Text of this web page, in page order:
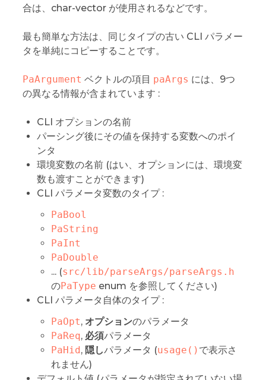
合は、char-vector が使用されるなどです。
最も簡単な方法は、同じタイプの古い CLI パラメー
タを単純にコピーすることです。
PaArgument ベクトルの項目 paArgs には、9つ
の異なる情報が含まれています :
CLI オプションの名前
パーシング後にその値を保持する変数へのポイ
ンタ
環境変数の名前 (はい、オプションには、環境変
数も渡すことができます)
CLI パラメータ変数のタイプ :
PaBool
PaString
PaInt
PaDouble
... (src/lib/parseArgs/parseArgs.h
のPaType enum を参照してください)
CLI パラメータ自体のタイプ :
PaOpt, オプションのパラメータ
PaReq, 必須パラメータ
PaHid, 隠しパラメータ (usage() で表示さ
れません)